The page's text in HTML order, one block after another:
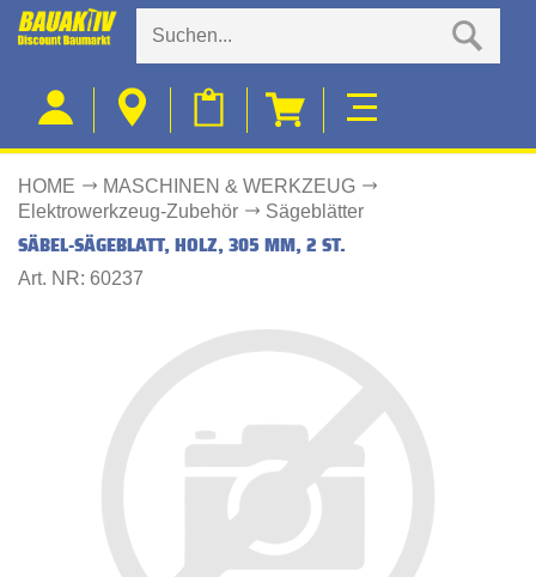
HOME
MASCHINEN & WERKZEUG
Elektrowerkzeug-Zubehör
Sägeblätter
SÄBEL-SÄGEBLATT, HOLZ, 305 MM, 2 ST.
Art. NR: 60237